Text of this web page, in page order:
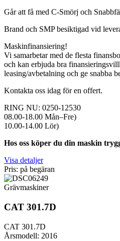
Går att få med C-Smörj och
Brand och SMP besiktigad vid
Maskinfinansiering!
Vi samarbetar med de flesta
och kan erbjuda bra
leasing/avbetalning och ge snabba
Kontakta oss idag för en offert.
RING NU: 0250-12530
08.00-18.00 Mån–Fre)
10.00-14.00 Lör)
Hos oss köper du din maskin
Visa detaljer
Pris: på begäran
Grävmaskiner
CAT 301.7D
CAT 301.7D
Årsmodell: 2016